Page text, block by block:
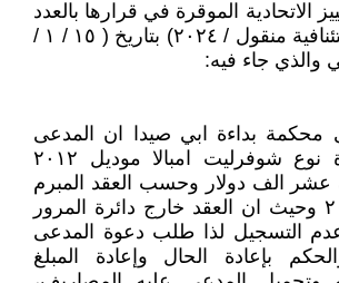
الاتحادية الموقرة في قرارها بالعدد
( ١٥١ / الهيئة الاستئنافية منقول / ٢٠٢٤) بتاريخ ( ١٥ / ١ /
محكمة بداءة ابي صيدا ان المدعى
عليه باعه السيارة نوع شوفرليت امبالا موديل ۲۰۱۲
عشر الف دولار وحسب العقد المبرم
بينهما في ٢٠٢٣/٣/٤ وحيث ان العقد خارج دائرة المرور
التسجيل لذا طلب دعوة المدعى
بإعادة الحال وإعادة المبلغ